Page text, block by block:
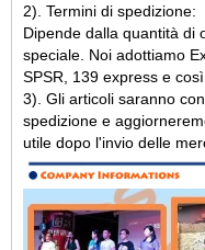
2). Termini di spedizione:
Dipende dalla quantità di
speciale. Noi adottiamo
SPSR, 139 express e
3). Gli articoli saranno
spedizione e
utile dopo l'invio delle